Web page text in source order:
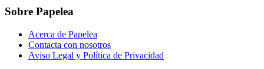
Sobre Papelea
Acerca de Papelea
Contacta con nosotros
Aviso Legal y Política de Privacidad